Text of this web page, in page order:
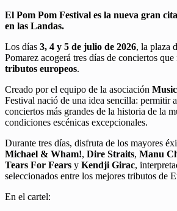
El Pom Pom Festival es la nueva gran
en las Landas.
Los días 3, 4 y 5 de julio de 2026, la plaza
Pomarez acogerá tres días de conciertos que
tributos europeos.
Creado por el equipo de la asociación
Festival nació de una idea sencilla: permitir
conciertos más grandes de la historia de la
condiciones escénicas excepcionales.
Durante tres días, disfruta de los mayores
Michael & Wham!, Dire Straits, Manu
Tears For Fears y Kendji Girac,
seleccionados entre los mejores tributos de
En el cartel: